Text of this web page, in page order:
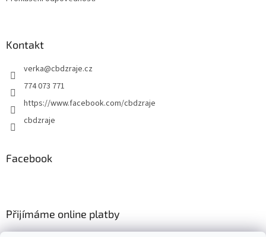
Kontakt
verka@cbdzraje.cz
774 073 771
https://www.facebook.com/cbdzraje
cbdzraje
Facebook
Přijímáme online platby